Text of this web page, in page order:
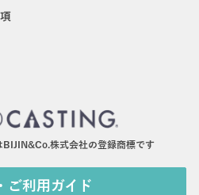
BIJIN&Co.株式会社の登録商標です
ご利用ガイド